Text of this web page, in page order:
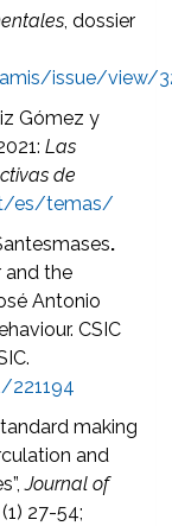
, dossier
issue/view/
Gómez y
Las
de
es/temas/
.
and the
Antonio
CSIC
221194
making
and
Journal of
27-54;